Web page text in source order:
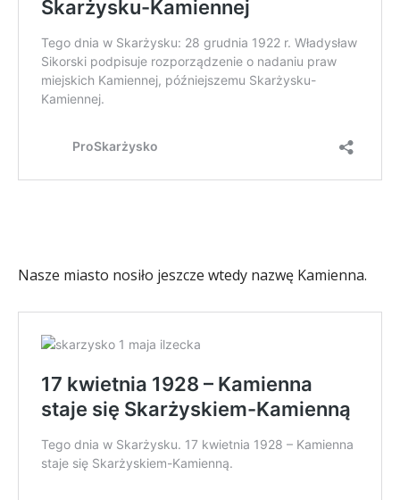
Nasze miasto nosiło jeszcze wtedy nazwę Kamienna.